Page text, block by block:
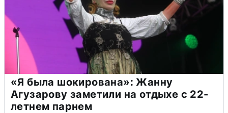
«Я была шокирована»: Жанну
Агузарову заметили на отдыхе с 22-
летнем парнем